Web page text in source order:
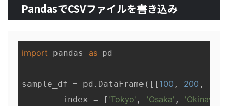
PandasでCSVファイルを書き込み
import pandas as pd
sample_df = pd.DataFrame([[ 100 , 200 , 300
        index = [
'Tokyo' , 'Osaka' , 'Okinawa'